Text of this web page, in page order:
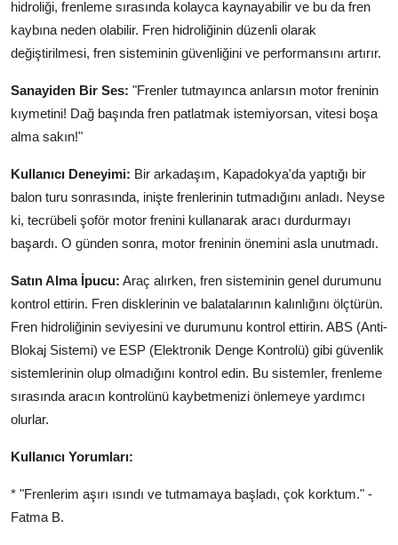
hidroliği, frenleme sırasında kolayca kaynayabilir ve bu da fren
kaybına neden olabilir. Fren hidroliğinin düzenli olarak
değiştirilmesi, fren sisteminin güvenliğini ve performansını artırır.
Sanayiden Bir Ses: "Frenler tutmayınca anlarsın motor freninin
kıymetini! Dağ başında fren patlatmak istemiyorsan, vitesi boşa
alma sakın!"
Kullanıcı Deneyimi: Bir arkadaşım, Kapadokya'da yaptığı bir
balon turu sonrasında, inişte frenlerinin tutmadığını anladı. Neyse
ki, tecrübeli şoför motor frenini kullanarak aracı durdurmayı
başardı. O günden sonra, motor freninin önemini asla unutmadı.
Satın Alma İpucu: Araç alırken, fren sisteminin genel durumunu
kontrol ettirin. Fren disklerinin ve balatalarının kalınlığını ölçtürün.
Fren hidroliğinin seviyesini ve durumunu kontrol ettirin. ABS (Anti-
Blokaj Sistemi) ve ESP (Elektronik Denge Kontrolü) gibi güvenlik
sistemlerinin olup olmadığını kontrol edin. Bu sistemler, frenleme
sırasında aracın kontrolünü kaybetmenizi önlemeye yardımcı
olurlar.
Kullanıcı Yorumları:
* "Frenlerim aşırı ısındı ve tutmamaya başladı, çok korktum." -
Fatma B.